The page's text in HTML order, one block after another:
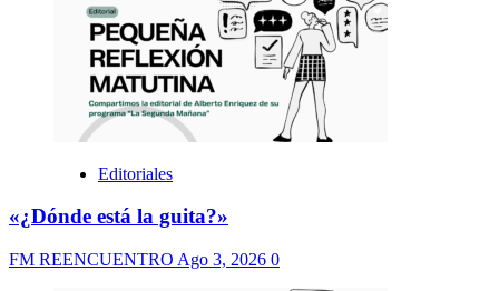
Editoriales
«¿Dónde está la guita?»
FM REENCUENTRO Ago 3, 2026 0